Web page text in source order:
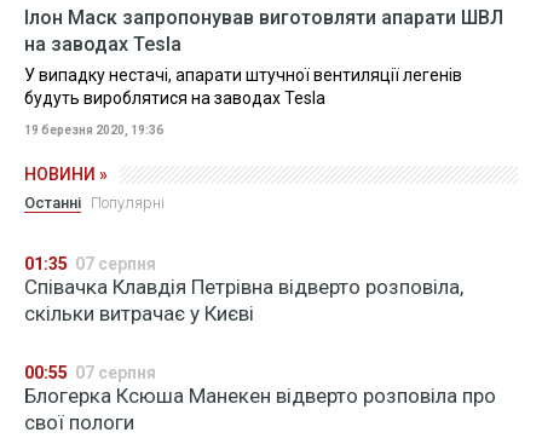
Ілон Маск запропонував виготовляти апарати ШВЛ
на заводах Tesla
У випадку нестачі, апарати штучної вентиляції легенів
будуть вироблятися на заводах Tesla
19 березня 2020, 19:36
НОВИНИ »
Останні Популярні
01:35 07 серпня
Співачка Клавдія Петрівна відверто розповіла,
скільки витрачає у Києві
00:55 07 серпня
Блогерка Ксюша Манекен відверто розповіла про
свої пологи